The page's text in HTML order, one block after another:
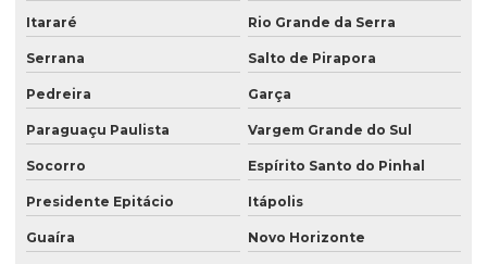
Itararé Rio Grande da Serra
Serrana Salto de Pirapora
Pedreira Garça
Paraguaçu Paulista Vargem Grande do Sul
Socorro Espírito Santo do Pinhal
Presidente Epitácio Itápolis
Guaíra Novo Horizonte